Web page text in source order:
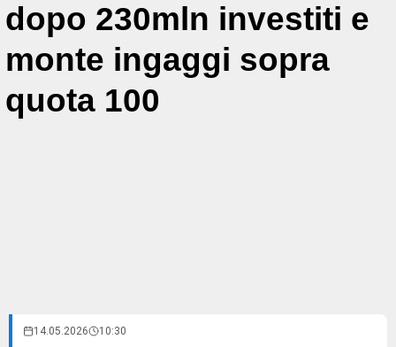
dopo 230mln investiti e
monte ingaggi sopra
quota 100
14.05.2026 10:30